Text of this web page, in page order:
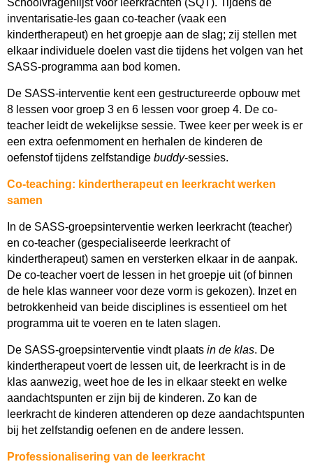
Schoolvragenlijst voor leerkrachten (SQT). Tijdens de
inventarisatie-les gaan co-teacher (vaak een
kindertherapeut) en het groepje aan de slag; zij stellen met
elkaar individuele doelen vast die tijdens het volgen van het
SASS-programma aan bod komen.
De SASS-interventie kent een gestructureerde opbouw met
8 lessen voor groep 3 en 6 lessen voor groep 4. De co-
teacher leidt de wekelijkse sessie. Twee keer per week is er
een extra oefenmoment en herhalen de kinderen de
oefenstof tijdens zelfstandige buddy-sessies.
Co-teaching: kindertherapeut en leerkracht werken
samen
In de SASS-groepsinterventie werken leerkracht (teacher)
en co-teacher (gespecialiseerde leerkracht of
kindertherapeut) samen en versterken elkaar in de aanpak.
De co-teacher voert de lessen in het groepje uit (of binnen
de hele klas wanneer voor deze vorm is gekozen). Inzet en
betrokkenheid van beide disciplines is essentieel om het
programma uit te voeren en te laten slagen.
De SASS-groepsinterventie vindt plaats in de klas. De
kindertherapeut voert de lessen uit, de leerkracht is in de
klas aanwezig, weet hoe de les in elkaar steekt en welke
aandachtspunten er zijn bij de kinderen. Zo kan de
leerkracht de kinderen attenderen op deze aandachtspunten
bij het zelfstandig oefenen en de andere lessen.
Professionalisering van de leerkracht